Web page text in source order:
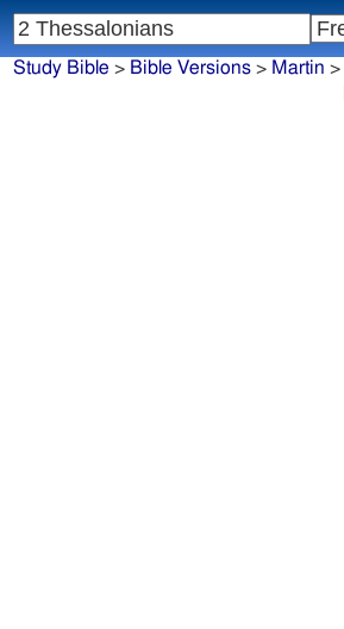
Study Bible > Bible Versions> Martin >